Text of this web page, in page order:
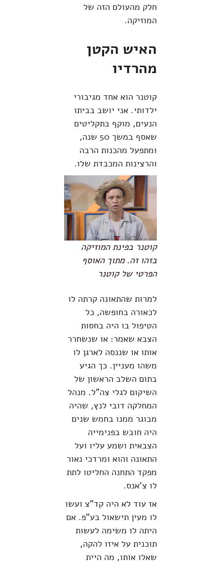
חלק מהעולם הזה של
המוזיקה.
האיש הקטן
מהרדיו
קוטנר הוא אחד מגיבורי
ילדותי. אני יושב בביתו
הנעים, מוקף בתקליטים
שאסף במשך 50 שנה,
ומתפעל מהכנות הרבה
והרצינות המכבדת שלו.
קוטנר בפינת המוזיקה
בזהו זה. מתוך האוסף
הפרטי של קוטנר
למרות שהתאונה קרתה לו
לכאורה בחופשה, כל
הטיפול בו היה בחסות
הצבא שאמר: או שנשחרר
אותו או שננסה לארגן לו
משהו מעניין. כך הגיע
בתום השלב הראשון של
השיקום לגלי צה"ל. מנהל
המחלקה דובי לנץ, שהיה
מבוגר ממנו בחמש שנים
היה חובש בפנימייה
הצבאית ושמע עליו ועל
התאונה והוא ומרדכי נאור
מפקד התחנה החליטו לתת
לו צ'אנס.
אז עוד לא היה קד"צ ועשו
לו מעין תישאול בע"פ. אם
היתה לו משימה לעשות
תוכנית על איזו להקה,
שאלו אותו, מה היית